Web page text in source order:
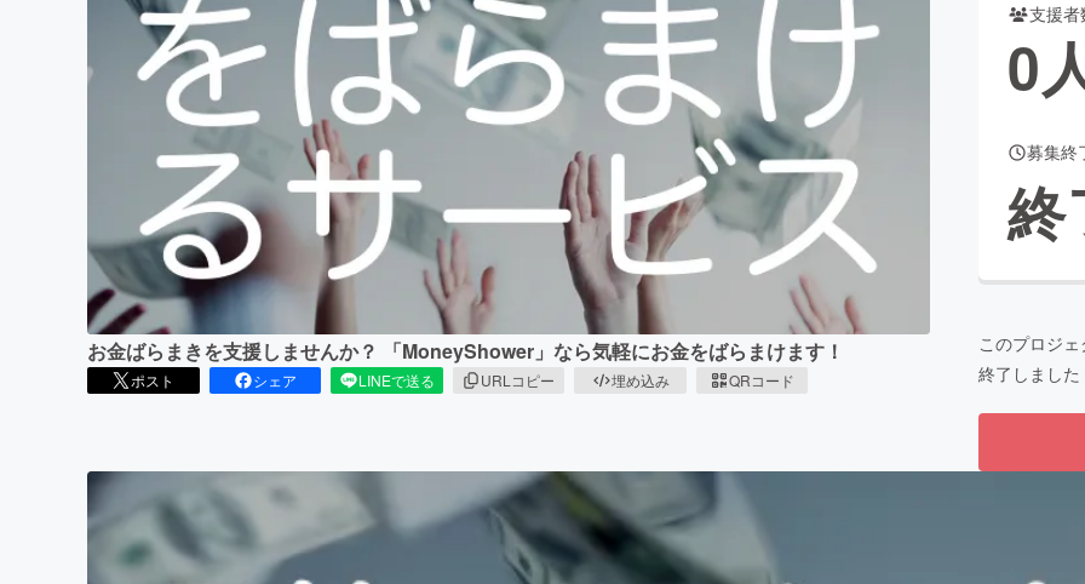
ビジネス・起業 チャレンジ ビューティー・ヘルスケ
まちづくり・地域活性化
CAMPFIRE for Social GoodCAMPFIRE Creation
CAMPFIREふるさと納税
machi-ya
お金ばらまきを支援しませんか？ 「MoneyShower」なら気軽にお金をばらまけます！
ポスト シェア LINEで送る URLコピー 埋め込み QRコード
支援者
0
募集終
終
このプロジ
終了しました